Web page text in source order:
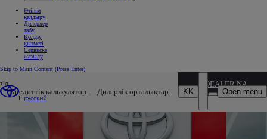
Өтінім
қалдыру
Дилерлер
табу
Қолдау
қызметі
Сервиске
жазылу
Skip to Main Content (Press Enter)
Кредиттік калькулятор Дилерлік орталықтар
DEALER NAME
KK
тіл
русский
Open menu
ҚАЛАЙ TOYOTA ДИЛЕРІ АТАНУҒА БОЛАДЫ